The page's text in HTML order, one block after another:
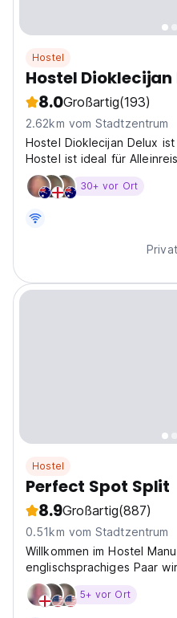
Hostel
Hostel Dioklecijan
8.0Großartig(193)
2.62km vom Stadtzentrum
Hostel Dioklecijan Delux
Hostel ist ideal für
nach etwas suchen.
30+ vor Ort
Hostel
Perfect Spot Split
8.9Großartig(887)
0.51km vom Stadtzentrum
Willkommen im Hostel
englischsprachiges Paar
begrüßen und Ihnen zu
5+ vor Ort